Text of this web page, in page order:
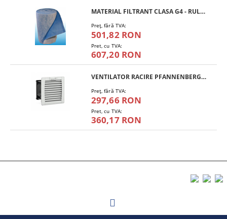
MATERIAL FILTRANT CLASA G4 - RULOU
Preţ, fără TVA:
501,82 RON
Pret, cu TVA:
607,20 RON
VENTILATOR RACIRE PFANNENBERG PF 11.000
Preţ, fără TVA:
297,66 RON
Pret, cu TVA:
360,17 RON